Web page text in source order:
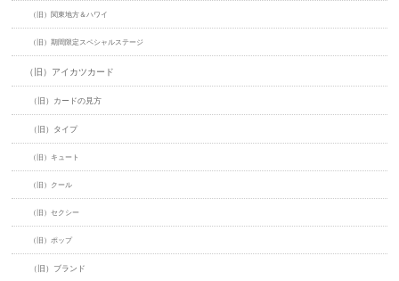
（旧）関東地方＆ハワイ
（旧）期間限定スペシャルステージ
（旧）アイカツカード
（旧）カードの見方
（旧）タイプ
（旧）キュート
（旧）クール
（旧）セクシー
（旧）ポップ
（旧）ブランド